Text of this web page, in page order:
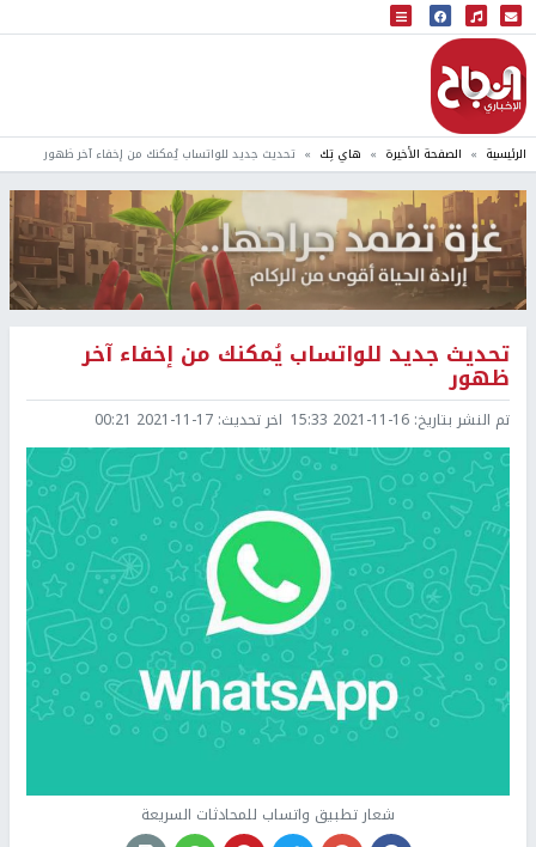
البث المباشر
إذاعة النجاح
الرئيسية الصفحة الأخيرة هاي تِك تحديث جديد للواتساب يُمكنك من إخفاء آخر ظهور
تحديث جديد للواتساب يُمكنك من إخفاء آخر
ظهور
تم النشر بتاريخ: 2021-11-16 15:33 اخر تحديث: 2021-11-17 00:21
شعار تطبيق واتساب للمحادثات السريعة